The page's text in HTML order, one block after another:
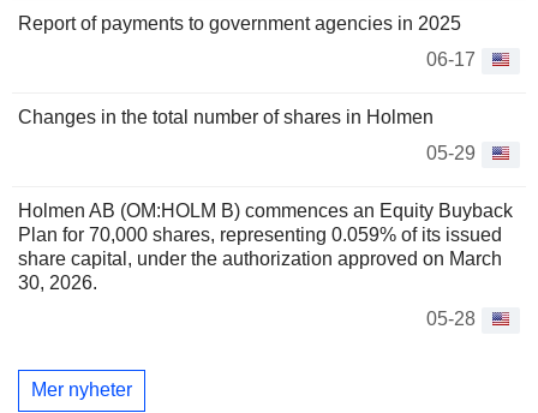
Report of payments to government agencies in 2025
06-17
Changes in the total number of shares in Holmen
05-29
Holmen AB (OM:HOLM B) commences an Equity Buyback
Plan for 70,000 shares, representing 0.059% of its issued
share capital, under the authorization approved on March
30, 2026.
05-28
Mer nyheter